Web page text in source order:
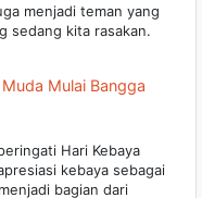
menjadi teman yang
sedang kita rasakan.
Mulai Bangga
Hari Kebaya
kebaya sebagai
bagian dari